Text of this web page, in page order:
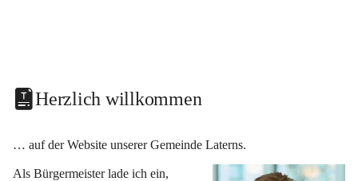
Herzlich willkommen
… auf der Website unserer Gemeinde Laterns.
Als Bürgermeister lade ich ein,